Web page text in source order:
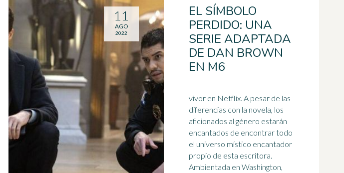
EL SÍMBOLO
PERDIDO: UNA
SERIE ADAPTADA
DE DAN BROWN
EN M6
vivor en Netflix. A pesar de las
diferencias con la novela, los
aficionados al género estarán
encantados de encontrar todo
el universo místico encantador
propio de esta escritora.
Ambientada en Washington,
11
AGO
2022